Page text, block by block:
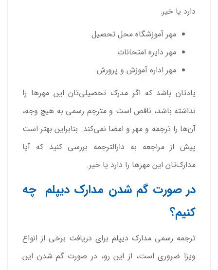
دارد یا خیر:
مهر آموزشگاه محل تحصیل
مهر دایره امتحانات
مهر اداره آموزش و پرورش
یادتان باشد که اگر مدرک تحصیلی‌تان این مهرها را
نداشته باشد، ناقص است و مترجم رسمی به هیچ وجه،
آن‌ها را ترجمه و مهر و امضا نمی‌کند. بنابراین بهتر است
پیش از مراجعه به دارالترجمه بررسی کنید که آیا
مدارک‌تان این مهرها را دارد یا خیر.
در صورت گم شدن مدارک دیپلم چه
کنیم؟
ترجمه رسمی مدارک دیپلم برای دریافت برخی از انواع
ویزا ضروری است، از این رو، در صورت گم شدن این